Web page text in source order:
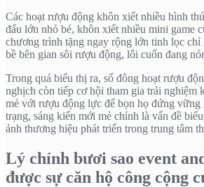
Các hoạt rượu động khôn xiết nhiều hình
đấu lớn nhỏ bé, khôn xiết nhiều mini game
chương trình tặng ngay rộng lớn tinh lọc chỉ
bề bên gian sôi rượu động, lôi cuốn đang
Trong quá biểu thị ra, số đông hoạt rượu
nghịch còn tiếp cơ hội tham gia trải nghiệm
mẻ với rượu động lực để bọn họ đứng
trạng, sáng kiến mới mẻ chính là vấn đề
ảnh thương hiệu phát triển trong trung tâm
Lý chính bươi sao event
được sự căn hộ công cộng